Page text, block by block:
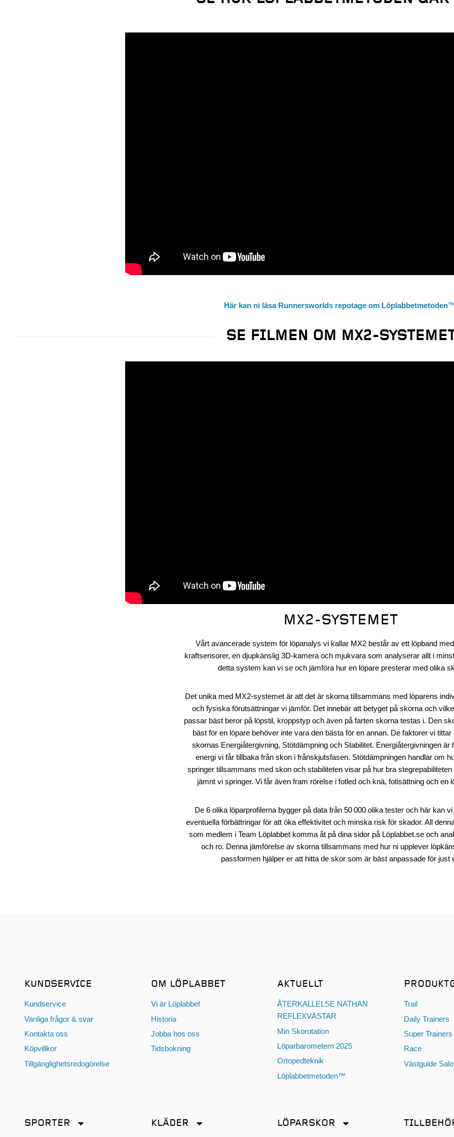
Här kan ni läsa Runnersworlds repotage om
SE FILMEN OM MX2-
MX2-SYSTEMET
Vårt avancerade system för löpanalys vi kallar MX2 består av ett löpband
kraftsensorer, en djupkänslig 3D-kamera och mjukvara som analyserar allt i
detta system kan vi se och jämföra hur en löpare presterar med olika
Det unika med MX2-systemet är att det är skorna tillsammans med löparens
och fysiska förutsättningar vi jämför. Det innebär att betyget på skorna och
passar bäst beror på löpstil, kroppstyp och även på farten skorna testas i. Den
bäst för en löpare behöver inte vara den bästa för en annan. De faktorer vi tittar
skornas Energiåtergivning, Stötdämpning och Stabilitet. Energiåtergivningen är
energi vi får tillbaka från skon i frånskjutsfasen. Stötdämpningen handlar om
springer tillsammans med skon och stabiliteten visar på hur bra stegrepabiliteten
jämnt vi springer. Vi får även fram rörelse i fotled och knä, fotisättning och en
De 6 olika löparprofilerna bygger på data från 50 000 olika tester och här kan
eventuella förbättringar för att öka effektivitet och minska risk för skador. All
som medlem i Team Löplabbet komma åt på dina sidor på Löplabbet.se och
och ro. Denna jämförelse av skorna tillsammans med hur ni upplever
passformen hjälper er att hitta de skor som är bäst anpassade för just
KUNDSERVICE
Kundservice
Vanliga frågor & svar
Kontakta oss
Köpvillkor
Tillgänglighetsredogörelse
OM LÖPLABBET
Vi är Löplabbet
Historia
Jobba hos oss
Tidsbokning
AKTUELLT
ÅTERKALLELSE NATHAN
REFLEXVÄSTAR
Min Skorotation
Löparbarometern 2025
Ortopedteknik
Löplabbetmetoden™
Trail
Daily Trainers
Super Trainers
Race
Västguide
SPORTER KLÄDER LÖPARSKOR